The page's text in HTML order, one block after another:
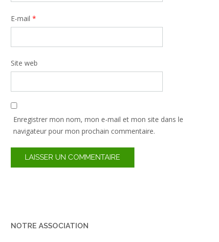
E-mail *
Site web
Enregistrer mon nom, mon e-mail et mon site dans le
navigateur pour mon prochain commentaire.
NOTRE ASSOCIATION